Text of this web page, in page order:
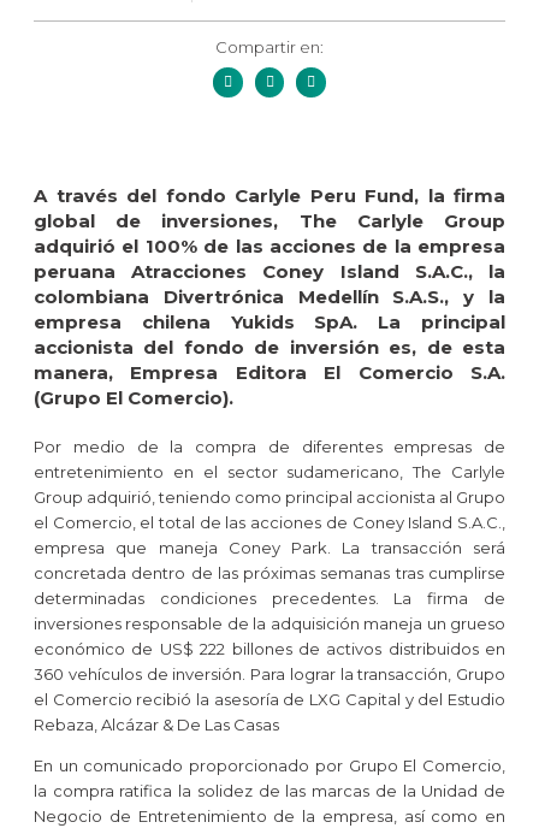
Compartir en:
A través del fondo Carlyle Peru Fund, la firma
global de inversiones, The Carlyle Group
adquirió el 100% de las acciones de la empresa
peruana Atracciones Coney Island S.A.C., la
colombiana Divertrónica Medellín S.A.S., y la
empresa chilena Yukids SpA. La principal
accionista del fondo de inversión es, de esta
manera, Empresa Editora El Comercio S.A.
(Grupo El Comercio).
Por medio de la compra de diferentes empresas de
entretenimiento en el sector sudamericano, The Carlyle
Group adquirió, teniendo como principal accionista al Grupo
el Comercio, el total de las acciones de Coney Island S.A.C.,
empresa que maneja Coney Park. La transacción será
concretada dentro de las próximas semanas tras cumplirse
determinadas condiciones precedentes. La firma de
inversiones responsable de la adquisición maneja un grueso
económico de US$ 222 billones de activos distribuidos en
360 vehículos de inversión. Para lograr la transacción, Grupo
el Comercio recibió la asesoría de LXG Capital y del Estudio
Rebaza, Alcázar & De Las Casas
En un comunicado proporcionado por Grupo El Comercio,
la compra ratifica la solidez de las marcas de la Unidad de
Negocio de Entretenimiento de la empresa, así como en